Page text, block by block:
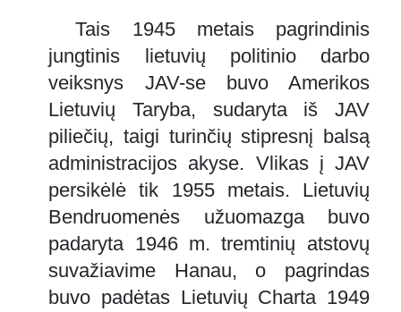
Tais 1945 metais pagrindinis
jungtinis lietuvių politinio darbo
veiksnys JAV-se buvo Amerikos
Lietuvių Taryba, sudaryta iš JAV
piliečių, taigi turinčių stipresnį balsą
administracijos akyse. Vlikas į JAV
persikėlė tik 1955 metais. Lietuvių
Bendruomenės užuomazga buvo
padaryta 1946 m. tremtinių atstovų
suvažiavime Hanau, o pagrindas
buvo padėtas Lietuvių Charta 1949